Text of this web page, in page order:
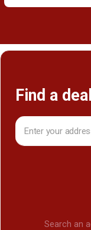
Find a
Search an